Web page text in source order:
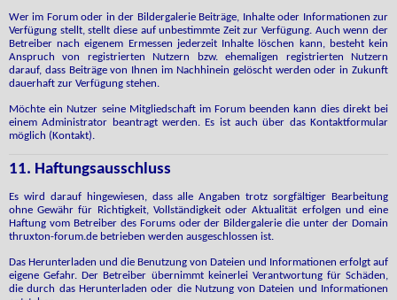
Wer im Forum oder in der Bildergalerie Beiträge, Inhalte oder Informationen zur
Verfügung stellt, stellt diese auf unbestimmte Zeit zur Verfügung. Auch wenn der
Betreiber nach eigenem Ermessen jederzeit Inhalte löschen kann, besteht kein
Anspruch von registrierten Nutzern bzw. ehemaligen registrierten Nutzern
darauf, dass Beiträge von Ihnen im Nachhinein gelöscht werden oder in Zukunft
dauerhaft zur Verfügung stehen.
Möchte ein Nutzer seine Mitgliedschaft im Forum beenden kann dies direkt bei
einem Administrator beantragt werden. Es ist auch über das Kontaktformular
möglich (Kontakt).
11. Haftungsausschluss
Es wird darauf hingewiesen, dass alle Angaben trotz sorgfältiger Bearbeitung
ohne Gewähr für Richtigkeit, Vollständigkeit oder Aktualität erfolgen und eine
Haftung vom Betreiber des Forums oder der Bildergalerie die unter der Domain
thruxton-forum.de betrieben werden ausgeschlossen ist.
Das Herunterladen und die Benutzung von Dateien und Informationen erfolgt auf
eigene Gefahr. Der Betreiber übernimmt keinerlei Verantwortung für Schäden,
die durch das Herunterladen oder die Nutzung von Dateien und Informationen